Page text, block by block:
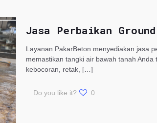
Jasa Perbaikan
Layanan PakarBeton menyediakan jasa
memastikan tangki air bawah tanah
kebocoran, retak, […]
Do you like it? 0